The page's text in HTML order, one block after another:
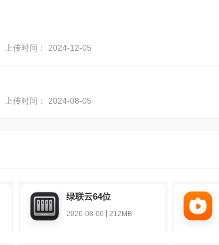
上传时间： 2024-12-05
上传时间： 2024-08-05
绿联云64位
2026-08-06 212MB